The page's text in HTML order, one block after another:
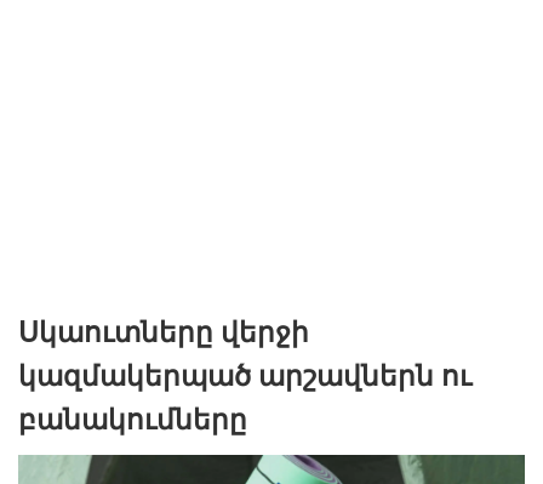
Սկաուտները վերջի
կազմակերպած արշավներն ու
բանակումները